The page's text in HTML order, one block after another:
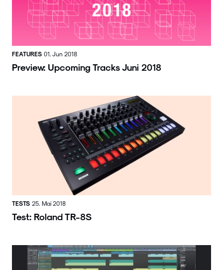
FEATURES 01. Jun 2018
Preview: Upcoming Tracks Juni 2018
TESTS 25. Mai 2018
Test: Roland TR-8S